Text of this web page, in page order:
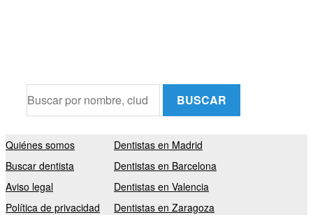
BUSCAR
Quiénes somos
Buscar dentista
Aviso legal
Política de privacidad
Dentistas en Madrid
Dentistas en Barcelona
Dentistas en Valencia
Dentistas en Zaragoza